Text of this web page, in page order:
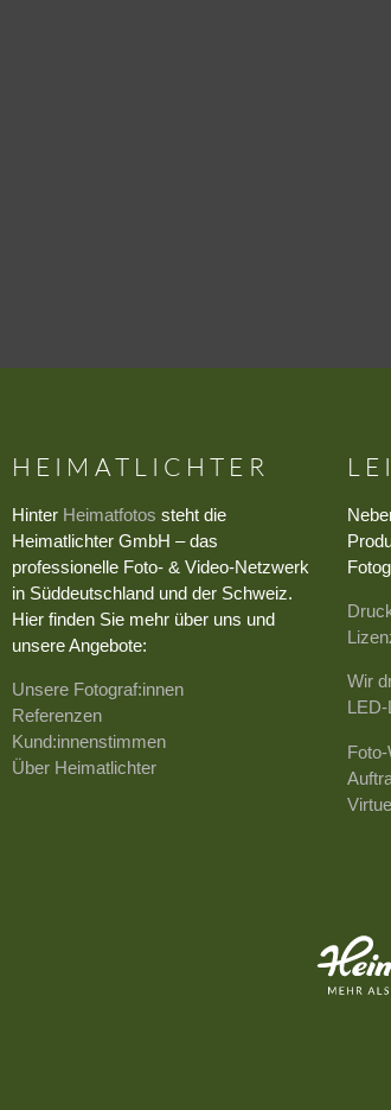
HEIMATLICHTER
Hinter Heimatfotos steht die
Heimatlichter GmbH – das
professionelle Foto- & Video-Netzwerk
in Süddeutschland und der Schweiz.
Hier finden Sie mehr über uns und
unsere Angebote:
Unsere Fotograf:innen
Referenzen
Kund:innenstimmen
Über Heimatlichter
Wir